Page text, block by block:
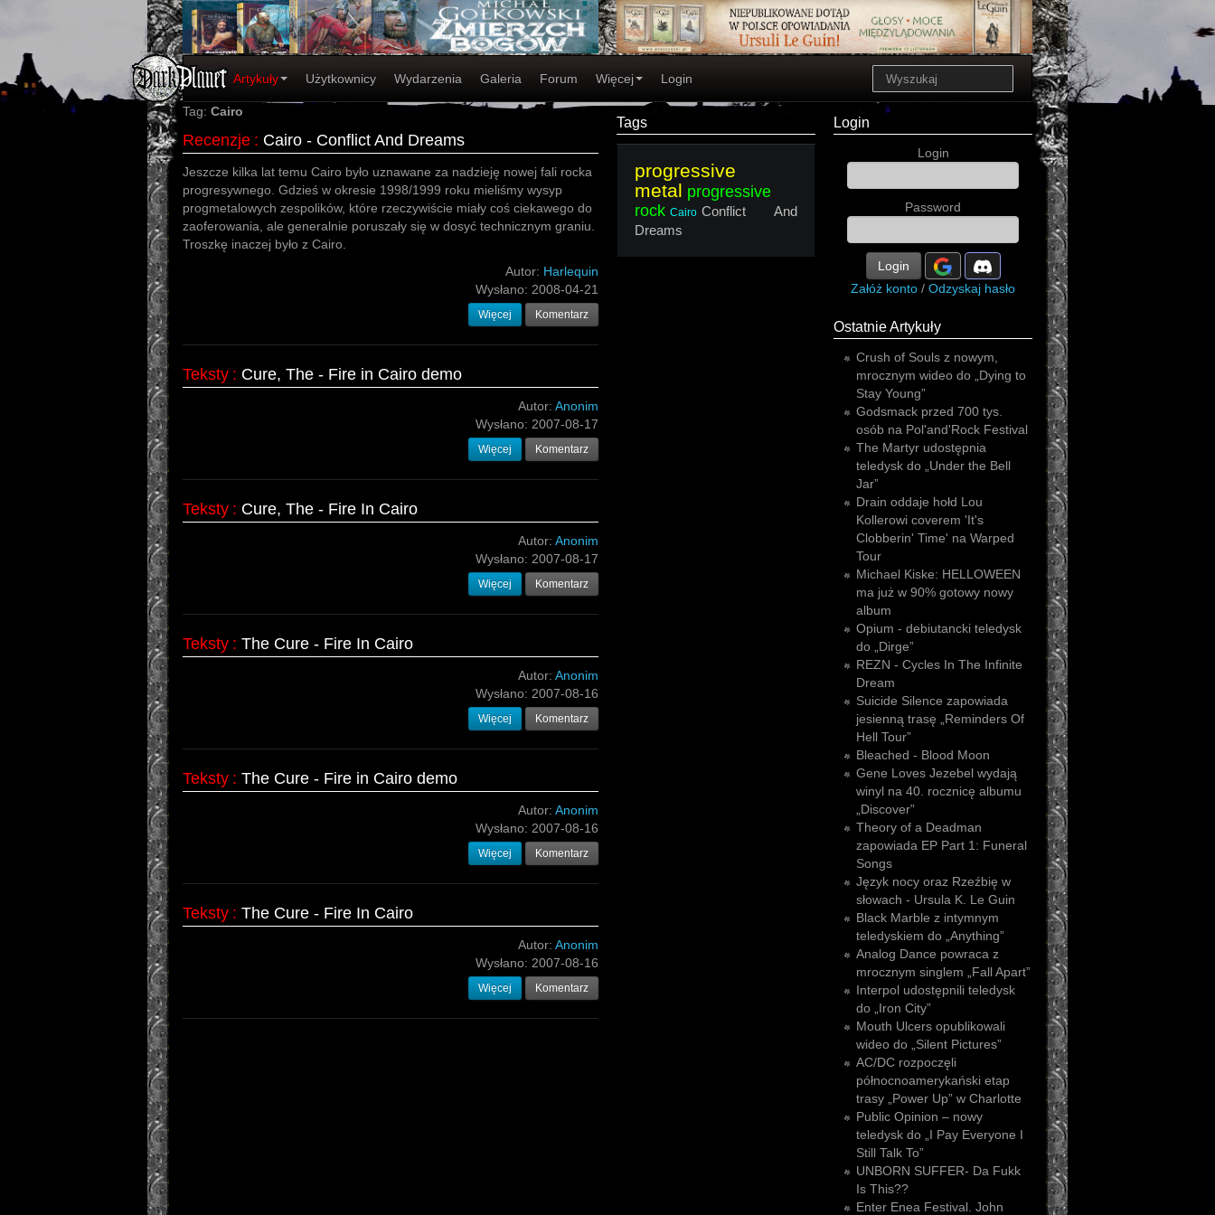
Artykuły Użytkownicy Wydarzenia Galeria Forum Więcej Login
Tag: Cairo
Recenzje : Cairo - Conflict And Dreams
Jeszcze kilka lat temu Cairo było uznawane za nadzieję nowej fali rocka
progresywnego. Gdzieś w okresie 1998/1999 roku mieliśmy wysyp
progmetalowych zespolików, które rzeczywiście miały coś ciekawego do
zaoferowania, ale generalnie poruszały się w dosyć technicznym graniu.
Troszkę inaczej było z Cairo.
Autor: Harlequin
Wysłano: 2008-04-21
Więcej Komentarz
Teksty : Cure, The - Fire in Cairo demo
Autor: Anonim
Wysłano: 2007-08-17
Więcej Komentarz
Teksty : Cure, The - Fire In Cairo
Autor: Anonim
Wysłano: 2007-08-17
Więcej Komentarz
Teksty : The Cure - Fire In Cairo
Autor: Anonim
Wysłano: 2007-08-16
Więcej Komentarz
Teksty : The Cure - Fire in Cairo demo
Autor: Anonim
Wysłano: 2007-08-16
Więcej Komentarz
Teksty : The Cure - Fire In Cairo
Autor: Anonim
Wysłano: 2007-08-16
Więcej Komentarz
Tags
progressive
metal progressive
rock Cairo Conflict And
Dreams
Login
Login
Password
Login
Załóż konto / Odzyskaj hasło
Ostatnie Artykuły
Crush of Souls z nowym,
mrocznym wideo do „Dying to
Stay Young”
Godsmack przed 700 tys.
osób na Pol'and'Rock Festival
The Martyr udostępnia
teledysk do „Under the Bell
Jar”
Drain oddaje hołd Lou
Kollerowi coverem 'It's
Clobberin' Time' na Warped
Tour
Michael Kiske: HELLOWEEN
ma już w 90% gotowy nowy
album
Opium - debiutancki teledysk
do „Dirge”
REZN - Cycles In The Infinite
Dream
Suicide Silence zapowiada
jesienną trasę „Reminders Of
Hell Tour”
Bleached - Blood Moon
Gene Loves Jezebel wydają
winyl na 40. rocznicę albumu
„Discover”
Theory of a Deadman
zapowiada EP Part 1: Funeral
Songs
Język nocy oraz Rzeźbię w
słowach - Ursula K. Le Guin
Black Marble z intymnym
teledyskiem do „Anything”
Analog Dance powraca z
mrocznym singlem „Fall Apart”
Interpol udostępnili teledysk
do „Iron City”
Mouth Ulcers opublikowali
wideo do „Silent Pictures”
AC/DC rozpoczęli
północnoamerykański etap
trasy „Power Up” w Charlotte
Public Opinion – nowy
teledysk do „I Pay Everyone I
Still Talk To”
UNBORN SUFFER- Da Fukk
Is This??
Enter Enea Festival. John